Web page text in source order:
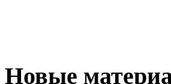
Новые